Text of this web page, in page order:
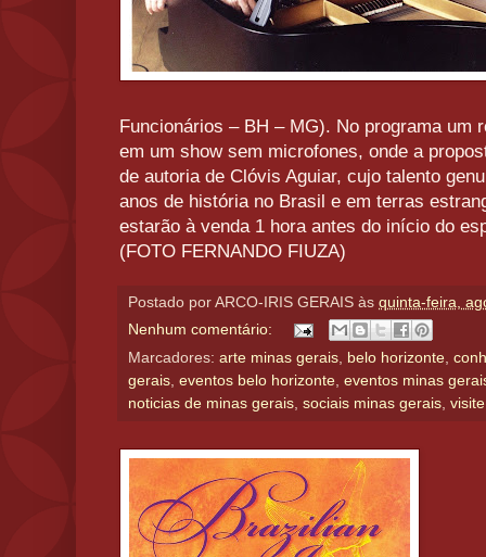
Funcionários – BH – MG). No programa um
em um show sem microfones, onde a
de autoria de Clóvis Aguiar, cujo talento
anos de história no Brasil e em terras
estarão à venda 1 hora antes do início do
(FOTO FERNANDO FIUZA)
Postado por ARCO-IRIS GERAIS às quinta-feira,
Nenhum comentário:
Marcadores: arte minas gerais, belo horizonte,
gerais, eventos belo horizonte, eventos minas
noticias de minas gerais, sociais minas gerais,